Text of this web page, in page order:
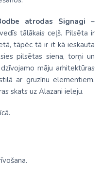
atrodas Signagi–
tālākais ceļš. Pilsēta ir
tāpēc tā ir it kā ieskauta
pilsētas siena, torņi un
māju arhitektūras
ar gruzīnu elementiem.
skats uz Alazani ieleju.